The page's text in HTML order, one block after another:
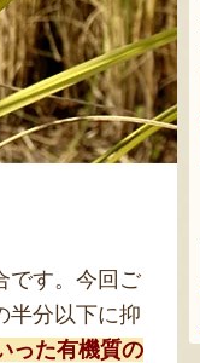
です。今回ご
半分以下に抑
った有機質の